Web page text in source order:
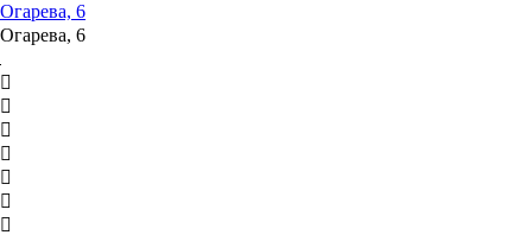
Огарева, 6
Огарева, 6